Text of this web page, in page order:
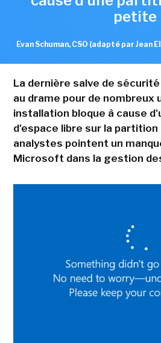
petite
Evan Schuman, CSO (adapté par Jean
La dernière salve de
au drame pour de nombreux
installation bloque à cause
d'espace libre sur la partition
analystes pointent un
Microsoft dans la gestion